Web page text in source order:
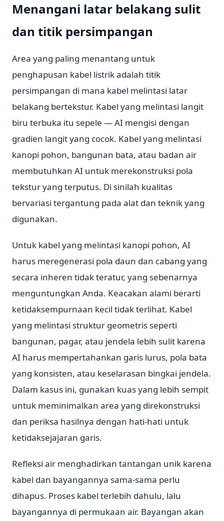
Menangani latar belakang sulit
dan titik persimpangan
Area yang paling menantang untuk
penghapusan kabel listrik adalah titik
persimpangan di mana kabel melintasi latar
belakang bertekstur. Kabel yang melintasi langit
biru terbuka itu sepele — AI mengisi dengan
gradien langit yang cocok. Kabel yang melintasi
kanopi pohon, bangunan bata, atau badan air
membutuhkan AI untuk merekonstruksi pola
tekstur yang terputus. Di sinilah kualitas
bervariasi tergantung pada alat dan teknik yang
digunakan.
Untuk kabel yang melintasi kanopi pohon, AI
harus meregenerasi pola daun dan cabang yang
secara inheren tidak teratur, yang sebenarnya
menguntungkan Anda. Keacakan alami berarti
ketidaksempurnaan kecil tidak terlihat. Kabel
yang melintasi struktur geometris seperti
bangunan, pagar, atau jendela lebih sulit karena
AI harus mempertahankan garis lurus, pola bata
yang konsisten, atau keselarasan bingkai jendela.
Dalam kasus ini, gunakan kuas yang lebih sempit
untuk meminimalkan area yang direkonstruksi
dan periksa hasilnya dengan hati-hati untuk
ketidaksejajaran garis.
Refleksi air menghadirkan tantangan unik karena
kabel dan bayangannya sama-sama perlu
dihapus. Proses kabel terlebih dahulu, lalu
bayangannya di permukaan air. Bayangan akan